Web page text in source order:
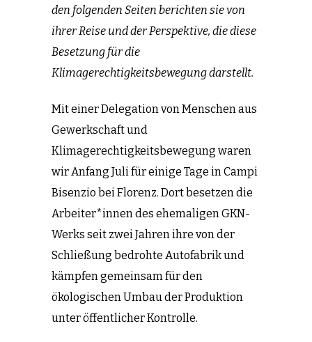
den folgenden Seiten berichten sie von
ihrer Reise und der Perspektive, die diese
Besetzung für die
Klimagerechtigkeitsbewegung darstellt.
Mit einer Delegation von Menschen aus
Gewerkschaft und
Klimagerechtigkeitsbewegung waren
wir Anfang Juli für einige Tage in Campi
Bisenzio bei Florenz. Dort besetzen die
Arbeiter*innen des ehemaligen GKN-
Werks seit zwei Jahren ihre von der
Schließung bedrohte Autofabrik und
kämpfen gemeinsam für den
ökologischen Umbau der Produktion
unter öffentlicher Kontrolle.